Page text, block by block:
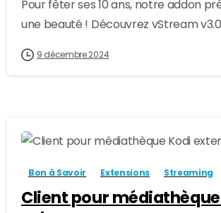
Pour fêter ses 10 ans, notre addon
une beauté ! Découvrez vStream
9 décembre 2024
Bon à Savoir Extensions Streaming
Client pour